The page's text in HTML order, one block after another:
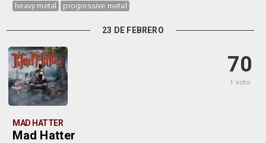
heavy metal progressive metal
23 DE FEBRERO
70
1 voto
MAD HATTER
Mad Hatter